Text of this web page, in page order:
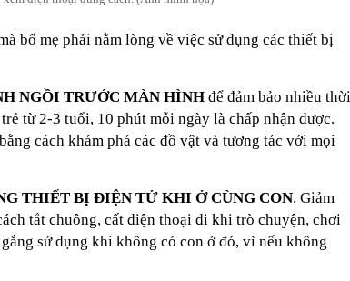
bố mẹ phải nằm lòng về việc sử dụng các thiết bị
NGỒI TRƯỚC MÀN HÌNH để đảm bảo nhiều thời
từ 2-3 tuổi, 10 phút mỗi ngày là chấp nhận được.
cách khám phá các đồ vật và tương tác với mọi
THIẾT BỊ ĐIỆN TỬ KHI Ở CÙNG CON. Giảm
tắt chuông, cất điện thoại đi khi trò chuyện, chơi
sử dụng khi không có con ở đó, vì nếu không